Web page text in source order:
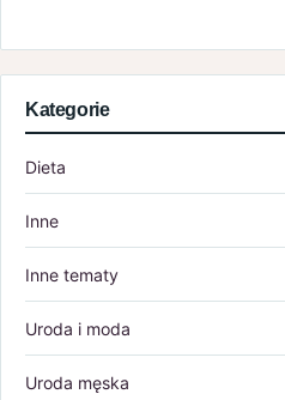
Kategorie
Dieta
Inne
Inne tematy
Uroda i moda
Uroda męska